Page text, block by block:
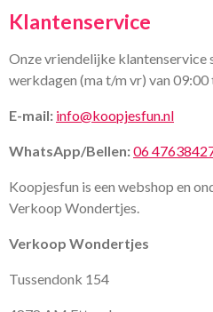
Klantenservice
Onze vriendelijke klantenservice
werkdagen (ma t/m vr) van 09:00
E-mail: info@koopjesfun.nl
WhatsApp/Bellen:06
Koopjesfun is een webshop en
Verkoop Wondertjes.
Verkoop Wondertjes
Tussendonk 154